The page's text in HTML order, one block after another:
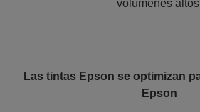
volúmenes
Las tintas Epson se optimizan
Epson